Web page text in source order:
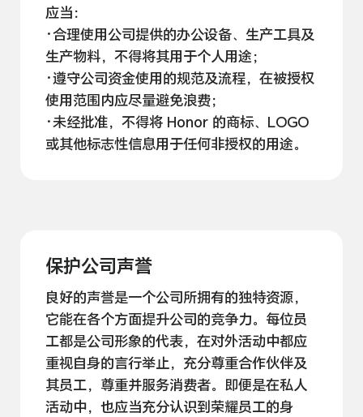
应当：
·合理使用公司提供的办公设备、生产工具及
生产物料，不得将其用于个人用途；
·遵守公司资金使用的规范及流程，在被授权
使用范围内应尽量避免浪费；
·未经批准，不得将 Honor 的商标、LOGO
或其他标志性信息用于任何非授权的用途。
保护公司声誉
良好的声誉是一个公司所拥有的独特资源，
它能在各个方面提升公司的竞争力。每位员
工都是公司形象的代表，在对外活动中都应
重视自身的言行举止，充分尊重合作伙伴及
其员工，尊重并服务消费者。即便是在私人
活动中，也应当充分认识到荣耀员工的身